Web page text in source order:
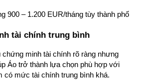
900 – 1.200 EUR/tháng tùy thành phố
tài chính trung bình
minh tài chính rõ ràng nhưng
Áo trở thành lựa chọn phù hợp với
có mức tài chính trung bình khá.